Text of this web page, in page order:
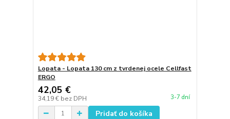
Lopata - Lopata 130 cm z tvrdenej ocele Cellfast
ERGO
42,05 €
34,19 € bez DPH 3-7 dní
Pridať do košíka